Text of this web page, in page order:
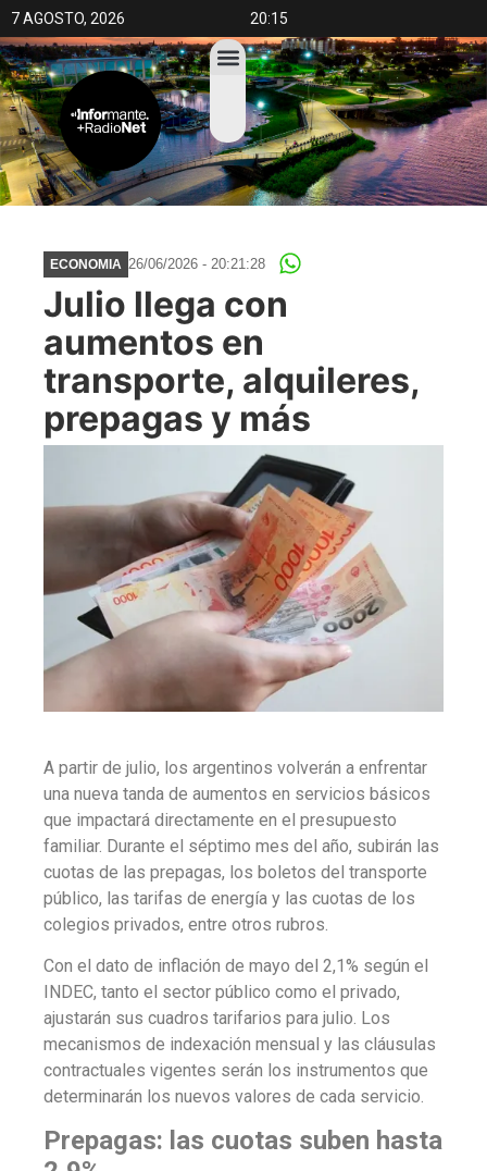
7 AGOSTO, 2026 20:15
ECONOMIA 26/06/2026 - 20:21:28
Julio llega con
aumentos en
transporte, alquileres,
prepagas y más
A partir de julio, los argentinos volverán a enfrentar
una nueva tanda de aumentos en servicios básicos
que impactará directamente en el presupuesto
familiar. Durante el séptimo mes del año, subirán las
cuotas de las prepagas, los boletos del transporte
público, las tarifas de energía y las cuotas de los
colegios privados, entre otros rubros.
Con el dato de inflación de mayo del 2,1% según el
INDEC, tanto el sector público como el privado,
ajustarán sus cuadros tarifarios para julio. Los
mecanismos de indexación mensual y las cláusulas
contractuales vigentes serán los instrumentos que
determinarán los nuevos valores de cada servicio.
Prepagas: las cuotas suben hasta